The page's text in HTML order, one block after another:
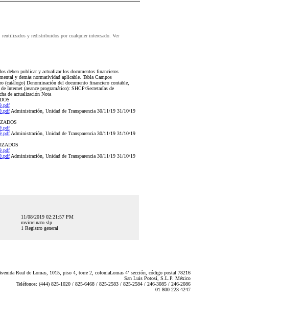
reutilizados y redistribuidos por cualquier interesado. Ver
deben publicar y actualizar los documentos financieros
y demás normatividad aplicable. Tabla Campos
Denominación del documento financiero contable,
Internet (avance programático): SHCP/Secretarías de
de actualización Nota
Administración, Unidad de Transparencia 30/11/19 31/10/19
Administración, Unidad de Transparencia 30/11/19 31/10/19
Administración, Unidad de Transparencia 30/11/19 31/10/19
11/08/2019 02:21:57 PM
mvirreinato slp
1 Registro general
Real de Lomas, 1015, piso 4, torre 2, coloniaLomas 4ª sección, código postal 78216
San Luis Potosí, S.L.P. México
Teléfonos: (444) 825-1020 / 825-6468 / 825-2583 / 825-2584 / 246-3085 / 246-2086
01 800 223 4247